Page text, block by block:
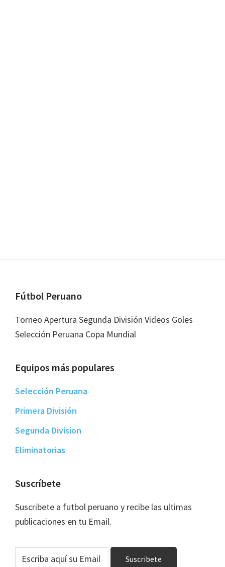
Footer
Fútbol Peruano
Torneo Apertura Segunda División Videos Goles
Selección Peruana Copa Mundial
Equipos más populares
Selección Peruana
Primera División
Segunda Division
Eliminatorias
Suscríbete
Suscribete a futbol peruano y recibe las ultimas
publicaciones en tu Email.